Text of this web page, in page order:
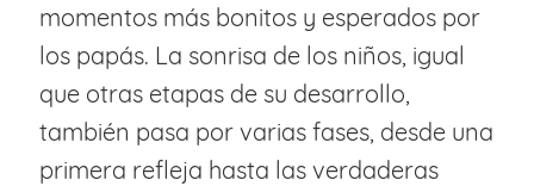
momentos más bonitos y esperados por
los papás. La sonrisa de los niños, igual
que otras etapas de su desarrollo,
también pasa por varias fases, desde una
primera refleja hasta las verdaderas